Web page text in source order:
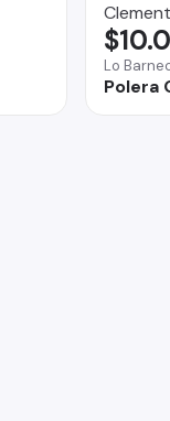
Lo
Polera